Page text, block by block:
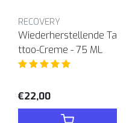
RECOVERY
Wiederherstellende Ta
ttoo-Creme - 75 ML
€22,00